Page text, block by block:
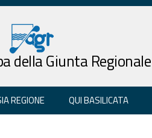
della Giunta Regionale
REGIONE QUI BASILICATA